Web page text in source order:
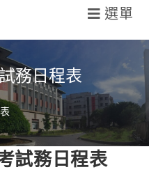
選單
務日程表
試務日程表